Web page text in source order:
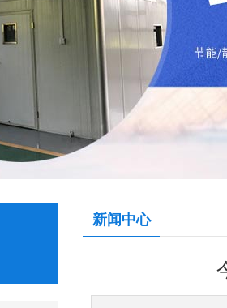
新闻中心